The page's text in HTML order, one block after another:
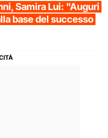
Samira Lui: "Auguri
base del successo